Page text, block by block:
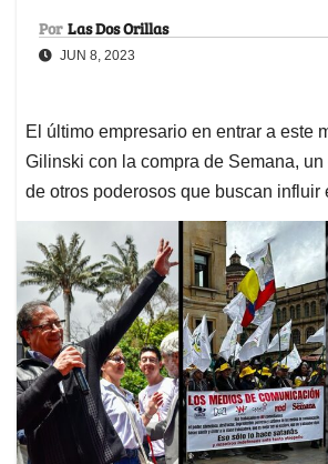
Por Las Dos Orillas
JUN 8, 2023
El último empresario en entrar a este
Gilinski con la compra de Semana,
de otros poderosos que buscan influir